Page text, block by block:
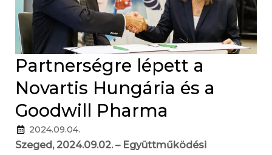
Partnerségre lépett a
Novartis Hungária és a
Goodwill Pharma
2024.09.04.
Szeged, 2024.09.02. – Együttműködési